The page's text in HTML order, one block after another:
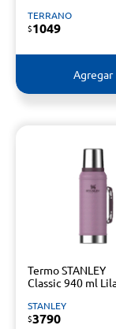
TERRANO
$1049
Agregar
Termo STANLEY
Classic 940 ml
STANLEY
$3790